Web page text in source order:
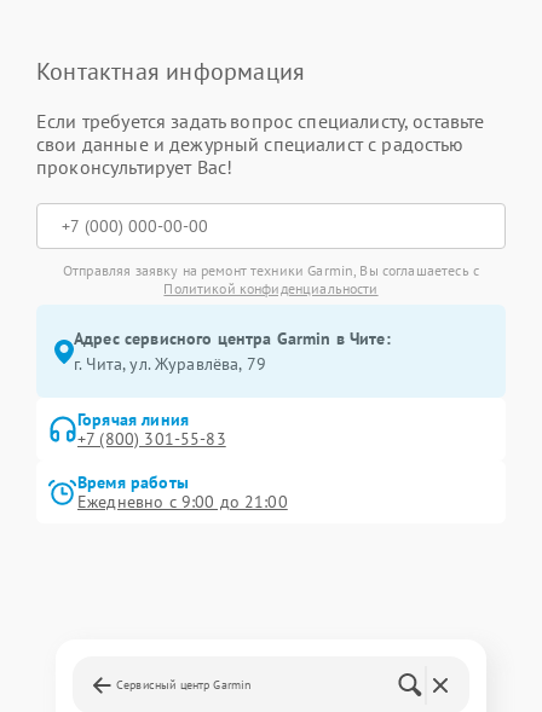
Контактная информация
Если требуется задать вопрос специалисту, оставьте
свои данные и дежурный специалист с радостью
проконсультирует Вас!
Отправляя заявку на ремонт техники Garmin, Вы соглашаетесь с
Политикой конфиденциальности
Адрес сервисного центра Garmin в Чите:
г. Чита, ул. Журавлёва, 79
Горячая линия
+7 (800) 301-55-83
Время работы
Ежедневно с 9:00 до 21:00
Сервисный центр Garmin